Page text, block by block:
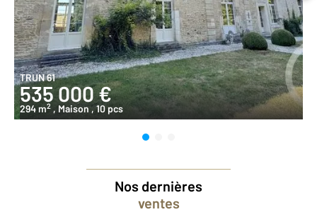
TRUN 61
535 000 €
294 m2 , Maison , 10 pcs
Nos dernières
ventes